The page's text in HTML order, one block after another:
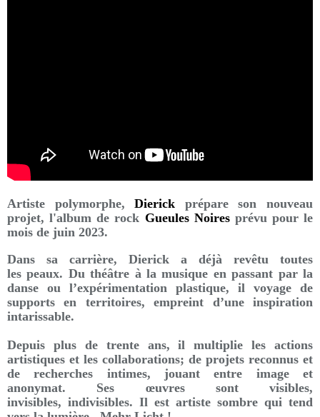
Artiste polymorphe, Dierick
prépare son nouveau
projet, l'album de rock Gueules Noiresprévu pour le
mois de juin 2023.
Dans sa carrière, Dierick a déjà revêtu toutes
les peaux. Du théâtre à la musique en passant par la
danse ou l’expérimentation plastique, il voyage de
supports en territoires, empreint d’une inspiration
intarissable.
Depuis plus de trente ans, il multiplie les actions
artistiques et les collaborations; de projets reconnus et
de recherches intimes, jouant entre image et
anonymat. Ses œuvres sont visibles,
invisibles, indivisibles. Il est artiste sombre qui tend